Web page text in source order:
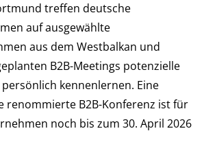
treffen deutsche
auf ausgewählte
aus dem Westbalkan und
B2B-Meetings potenzielle
kennenlernen. Eine
renommierte B2B-Konferenz ist für
noch bis zum 30. April 2026